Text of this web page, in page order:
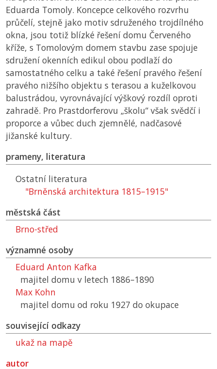
Eduarda Tomoly. Koncepce celkového rozvrhu
průčelí, stejně jako motiv sdruženého trojdílného
okna, jsou totiž blízké řešení domu Červeného
kříže, s Tomolovým domem stavbu zase spojuje
sdružení okenních edikul obou podlaží do
samostatného celku a také řešení pravého řešení
pravého nižšího objektu s terasou a kuželkovou
balustrádou, vyrovnávající výškový rozdíl oproti
zahradě. Pro Prastdorferovu „školu“ však svědčí i
proporce a vůbec duch zjemnělé, nadčasové
jižanské kultury.
prameny, literatura
Ostatní literatura
"Brněnská architektura 1815–1915"
městská část
Brno-střed
významné osoby
Eduard Anton Kafka
majitel domu v letech 1886–1890
Max Kohn
majitel domu od roku 1927 do okupace
související odkazy
ukaž na mapě
autor